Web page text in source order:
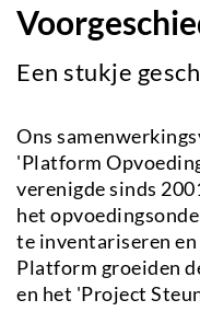
gaan
Een stukje
Ons
'Platform
verenigde sinds
het
te inventariseren
Platform groeiden
en het 'Project